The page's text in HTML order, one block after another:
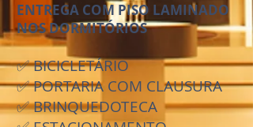
ENTREGA COM PISO LAMINADO
NOS DORMITÓRIOS
✅ BICICLETÁRIO
✅ PORTARIA COM CLAUSURA
✅ BRINQUEDOTECA